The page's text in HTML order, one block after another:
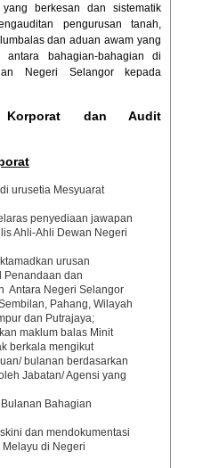
yang berkesan dan sistematik
pengurusan tanah,
dan aduan awam yang
bahagian-bahagian di
Negeri Selangor kepada
Korporat dan Audit
urusetia Mesyuarat
penyediaan jawapan
Ahli-Ahli Dewan Negeri
urusan
Penandaan dan
Antara Negeri Selangor
Pahang, Wilayah
dan Putrajaya;
maklum balas Minit
berkala mengikut
bulanan berdasarkan
Jabatan/ Agensi yang
Bahagian
dan mendokumentasi
di Negeri